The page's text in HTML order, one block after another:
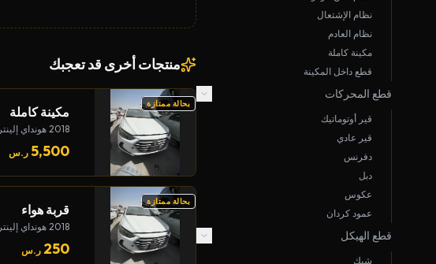
نظام الإشتعال
نظام العادم
مكينة كاملة
قطع داخل المكينة
قطع المحركات
قير أوتوماتيك
قير عادي
دفرنس
دبل
عكوس
عمود كردان
قطع الهيكل
شبك
منتجات أخرى قد تعجبك
بحالة ممتازة
مكينة كاملة
2018 هونداي إلينترا
5,500 ر.س
بحالة ممتازة
قربة هواء
2018 هونداي إلينترا
250 ر.س